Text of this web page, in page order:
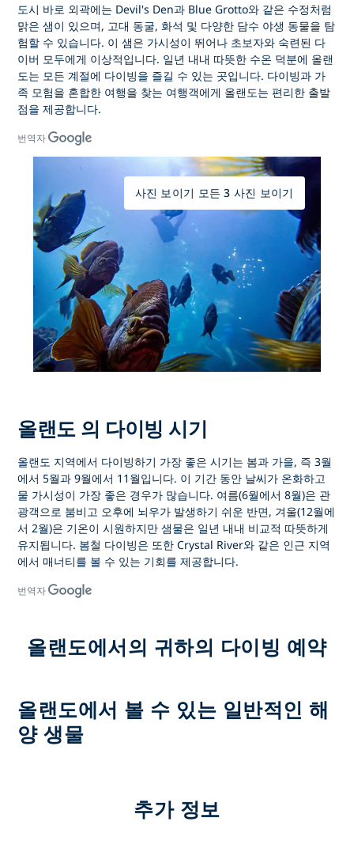
도시 바로 외곽에는 Devil's Den과 Blue Grotto와 같은 수정처럼
맑은 샘이 있으며, 고대 동굴, 화석 및 다양한 담수 야생 동물을 탐
험할 수 있습니다. 이 샘은 가시성이 뛰어나 초보자와 숙련된 다
이버 모두에게 이상적입니다. 일년 내내 따뜻한 수온 덕분에 올랜
도는 모든 계절에 다이빙을 즐길 수 있는 곳입니다. 다이빙과 가
족 모험을 혼합한 여행을 찾는 여행객에게 올랜도는 편리한 출발
점을 제공합니다.
번역자
사진 보이기 모든 3 사진 보이기
올랜도 의 다이빙 시기
올랜도 지역에서 다이빙하기 가장 좋은 시기는 봄과 가을, 즉 3월
에서 5월과 9월에서 11월입니다. 이 기간 동안 날씨가 온화하고
물 가시성이 가장 좋은 경우가 많습니다. 여름(6월에서 8월)은 관
광객으로 붐비고 오후에 뇌우가 발생하기 쉬운 반면, 겨울(12월에
서 2월)은 기온이 시원하지만 샘물은 일년 내내 비교적 따뜻하게
유지됩니다. 봄철 다이빙은 또한 Crystal River와 같은 인근 지역
에서 매너티를 볼 수 있는 기회를 제공합니다.
번역자
올랜도에서의 귀하의 다이빙 예약
올랜도에서 볼 수 있는 일반적인 해
양 생물
추가 정보